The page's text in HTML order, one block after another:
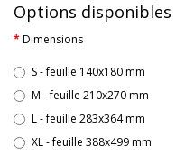
Options disponibles
Dimensions
S - feuille 140x180 mm
M - feuille 210x270 mm
L - feuille 283x364 mm
XL - feuille 388x499 mm